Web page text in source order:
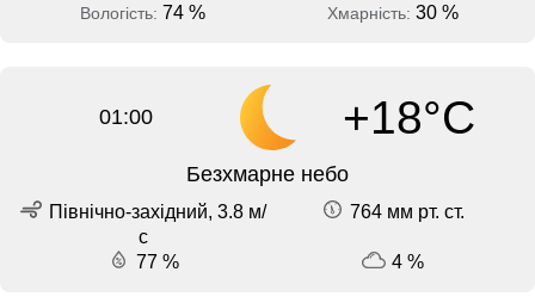
Вологість: 74 % Хмарність: 30 %
01:00 +18°C
Безхмарне небо
Північно-західний, 3.8 м/
с
764 мм рт. ст.
77 % 4 %